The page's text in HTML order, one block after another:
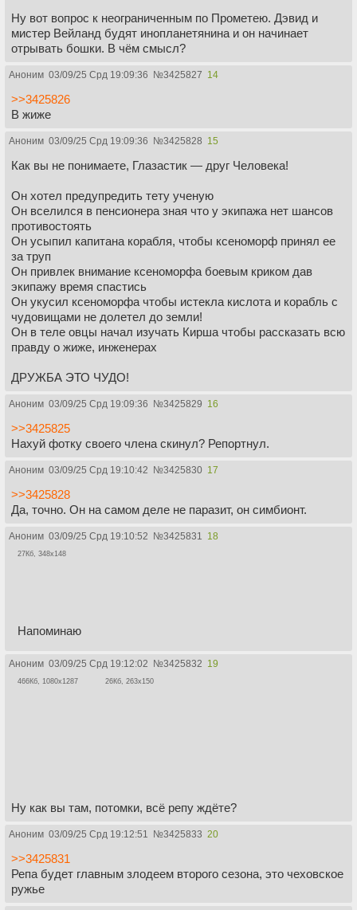
Ну вот вопрос к неограниченным по Прометею. Дэвид и
мистер Вейланд будят инопланетянина и он начинает
отрывать бошки. В чём смысл?
Аноним 03/09/25 Срд 19:09:36 №3425827 14
>>3425826
В жиже
Аноним 03/09/25 Срд 19:09:36 №3425828 15
Как вы не понимаете, Глазастик — друг Человека!
Он хотел предупредить тету ученую
Он вселился в пенсионера зная что у экипажа нет шансов
противостоять
Он усыпил капитана корабля, чтобы ксеноморф принял ее
за труп
Он привлек внимание ксеноморфа боевым криком дав
экипажу время спастись
Он укусил ксеноморфа чтобы истекла кислота и корабль с
чудовищами не долетел до земли!
Он в теле овцы начал изучать Кирша чтобы рассказать всю
правду о жиже, инженерах
ДРУЖБА ЭТО ЧУДО!
Аноним 03/09/25 Срд 19:09:36 №3425829 16
>>3425825
Нахуй фотку своего члена скинул? Репортнул.
Аноним 03/09/25 Срд 19:10:42 №3425830 17
>>3425828
Да, точно. Он на самом деле не паразит, он симбионт.
Аноним 03/09/25 Срд 19:10:52 №3425831 18
27Кб, 348x148
Напоминаю
Аноним 03/09/25 Срд 19:12:02 №3425832 19
466Кб, 1080x1287 26Кб, 263x150
Ну как вы там, потомки, всё репу ждёте?
Аноним 03/09/25 Срд 19:12:51 №3425833 20
>>3425831
Репа будет главным злодеем второго сезона, это чеховское
ружье